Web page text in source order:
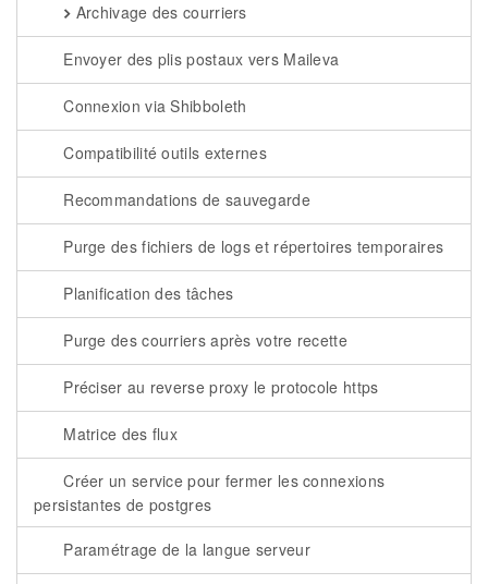
Archivage des courriers
Envoyer des plis postaux vers Maileva
Connexion via Shibboleth
Compatibilité outils externes
Recommandations de sauvegarde
Purge des fichiers de logs et répertoires temporaires
Planification des tâches
Purge des courriers après votre recette
Préciser au reverse proxy le protocole https
Matrice des flux
Créer un service pour fermer les connexions
persistantes de postgres
Paramétrage de la langue serveur